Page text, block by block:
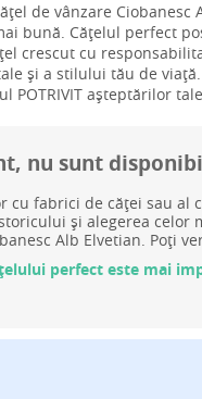
de vânzare
bună. Cățelul perfect
crescut cu
și a stilului tău de
POTRIVIT așteptărilor
nu sunt
cu fabrici de căței sau al
și alegerea celor
Alb Elvetian. Poți
perfect este mai